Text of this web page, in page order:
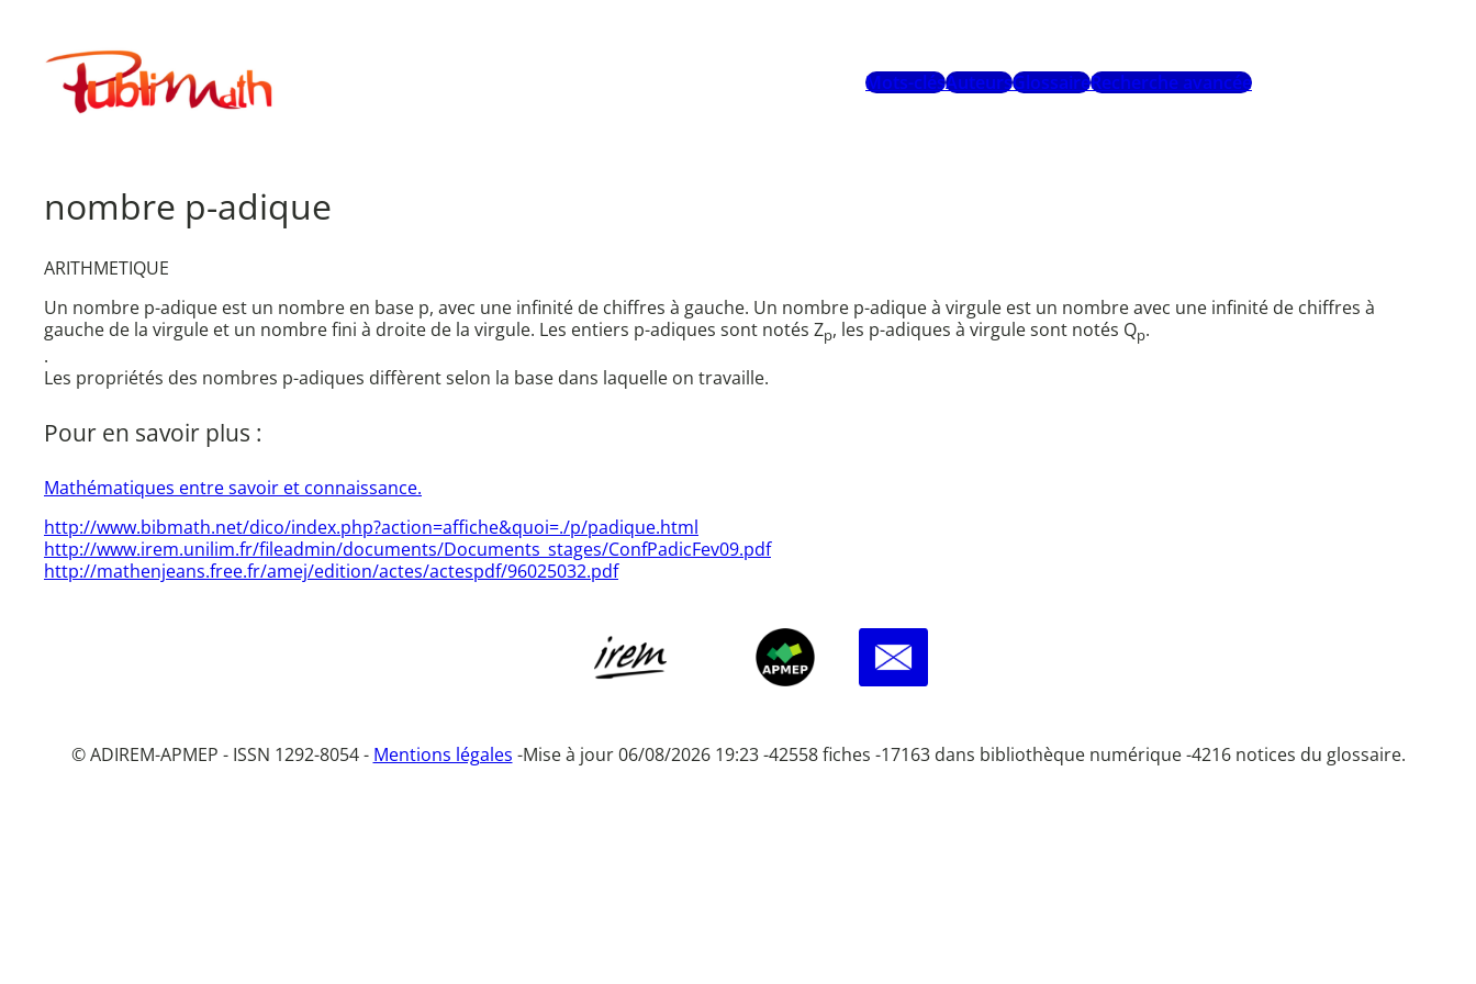
contenuPublimath
Mots-clésAuteursGlossaireRecherche avancée
nombre p-adique
ARITHMETIQUE
Un nombre p-adique est un nombre en base p, avec une infinité de chiffres à gauche. Un nombre p-adique à virgule est un nombre avec une infinité de chiffres à
gauche de la virgule et un nombre fini à droite de la virgule. Les entiers p-adiques sont notés Zp, les p-adiques à virgule sont notés Qp.
.
Les propriétés des nombres p-adiques diffèrent selon la base dans laquelle on travaille.
Pour en savoir plus :
Mathématiques entre savoir et connaissance.
http://www.bibmath.net/dico/index.php?action=affiche&quoi=./p/padique.html
http://www.irem.unilim.fr/fileadmin/documents/Documents_stages/ConfPadicFev09.pdf
http://mathenjeans.free.fr/amej/edition/actes/actespdf/96025032.pdf
© ADIREM-APMEP - ISSN 1292-8054 - Mentions légales -Mise à jour 06/08/2026 19:23 -42558 fiches -17163 dans bibliothèque numérique -4216 notices du glossaire.